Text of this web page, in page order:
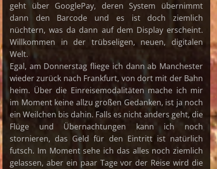
geht über GooglePay, deren System übernimmt
dann den Barcode und es ist doch ziemlich
nüchtern, was da dann auf dem Display erscheint.
Willkommen in der trübseligen, neuen, digitalen
Welt.
Egal, am Donnerstag fliege ich dann ab Manchester
wieder zurück nach Frankfurt, von dort mit der Bahn
heim. Über die Einreisemodalitäten mache ich mir
im Moment keine allzu großen Gedanken, ist ja noch
ein Weilchen bis dahin. Falls es nicht anders geht, die
Flüge und Übernachtungen kann ich noch
stornieren, das Geld für den Eintritt ist natürlich
futsch. Im Moment sehe ich das alles noch ziemlich
gelassen, aber ein paar Tage vor der Reise wird die